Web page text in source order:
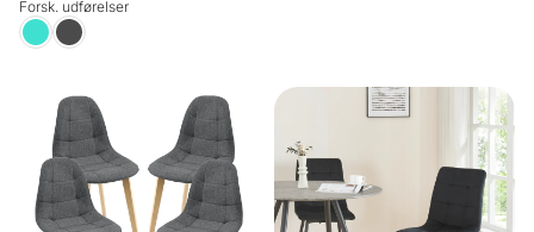
Forsk. udførelser